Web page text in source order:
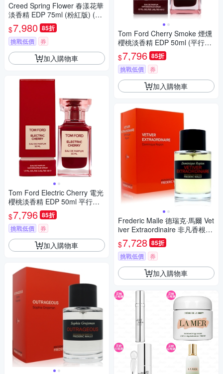
Creed Spring Flower 春漾花華
淡香精 EDP 75ml (粉紅版) (平
行輸入)
$7,980 85折
挑戰低價 券
加入購物車
Tom Ford Electric Cherry 電光
櫻桃淡香精 EDP 50ml 平行輸
入
$7,796 85折
挑戰低價 券
加入購物車
Tom Ford Cherry Smoke 煙燻
櫻桃淡香精 EDP 50ml (平行輸
入)
$7,796 85折
挑戰低價 券
加入購物車
Frederic Malle 德瑞克·馬爾 Vet
iver Extraordinaire 非凡香根草
淡香精 EDP 100ml (平行輸入)
$7,728 85折
挑戰低價 券
加入購物車